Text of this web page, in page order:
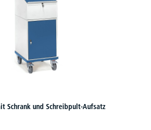
Schrank und Schreibpult-Aufsatz